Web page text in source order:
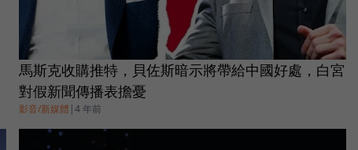
馬斯克收購推特，貝佐斯暗示將帶給中國好處，白宮
對假新聞傳播表擔憂
影音/新媒體 |4 年前